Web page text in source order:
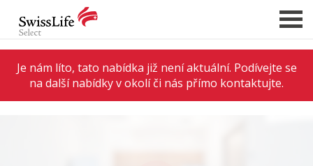
NABÍDKA NEMOVITOSTÍ
Je nám líto, tato nabídka již není aktuální. Podívejte se
na další nabídky v okolí či nás přímo kontaktujte.